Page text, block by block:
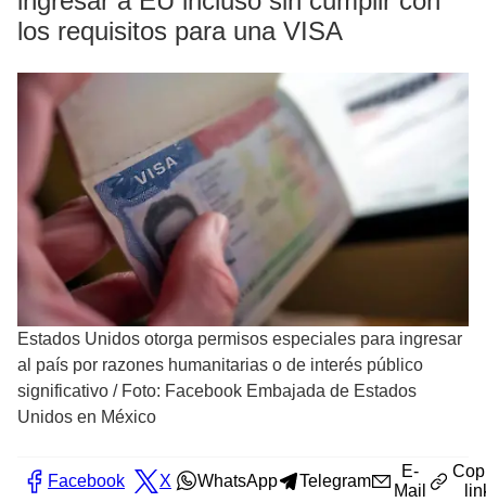
los requisitos para una VISA
Estados Unidos otorga permisos especiales para ingresar
al país por razones humanitarias o de interés público
significativo / Foto: Facebook Embajada de Estados
Unidos en México
Facebook X WhatsApp Telegram
E-
Mail